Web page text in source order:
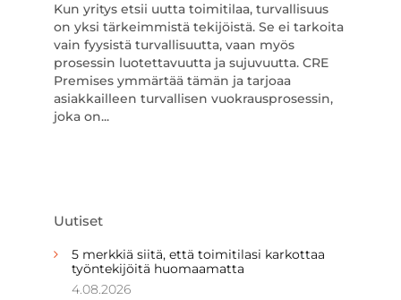
Kun yritys etsii uutta toimitilaa, turvallisuus
on yksi tärkeimmistä tekijöistä. Se ei tarkoita
vain fyysistä turvallisuutta, vaan myös
prosessin luotettavuutta ja sujuvuutta. CRE
Premises ymmärtää tämän ja tarjoaa
asiakkailleen turvallisen vuokrausprosessin,
joka on...
Uutiset
5 merkkiä siitä, että toimitilasi karkottaa
työntekijöitä huomaamatta
4.08.2026